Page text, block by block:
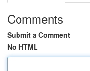
Comments
Submit a Comment
No HTML